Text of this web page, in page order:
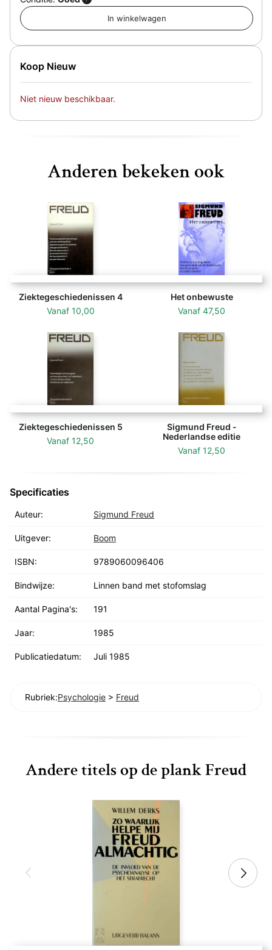
Koop Nieuw
Niet nieuw beschikbaar.
Anderen bekeken ook
Ziektegeschiedenissen 4
Vanaf 10,00
Het onbewuste
Vanaf 47,50
Ziektegeschiedenissen 5
Vanaf 12,50
Sigmund Freud -
Nederlandse editie
Vanaf 12,50
Specificaties
Auteur: Sigmund Freud
Uitgever: Boom
ISBN: 9789060096406
Bindwijze: Linnen band met stofomslag
Aantal Pagina's: 191
Jaar: 1985
Publicatiedatum: Juli 1985
Rubriek:Psychologie > Freud
Andere titels op de plank Freud